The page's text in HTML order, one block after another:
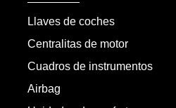
Llaves de coches
Centralitas de motor
Cuadros de instrumentos
Airbag